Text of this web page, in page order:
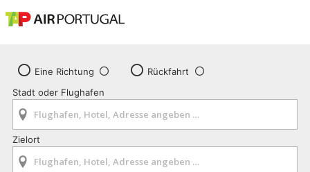
Eine Richtung
Rückfahrt
Stadt oder Flughafen
Zielort